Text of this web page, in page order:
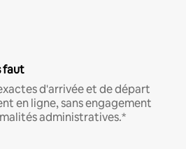
faut
d'arrivée et de départ
en ligne, sans engagement
administratives.*